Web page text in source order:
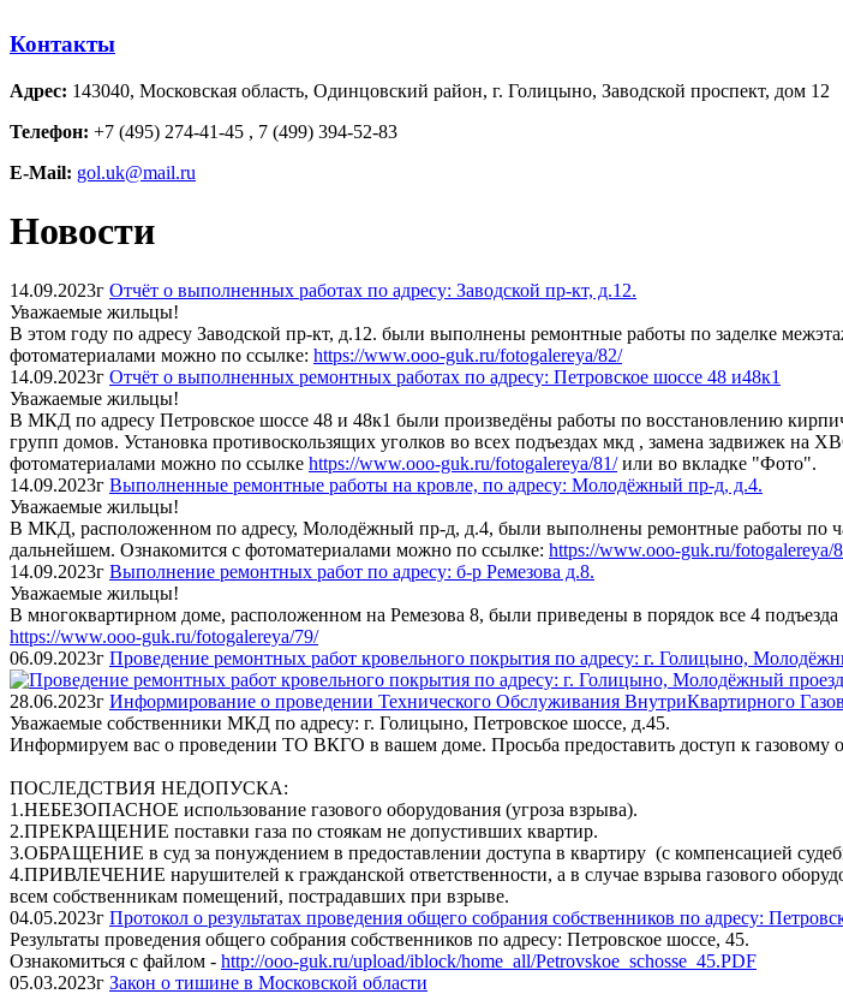
Контакты
Адрес: 143040, Московская область, Одинцовский район, г. Голицыно, Заводской проспект, дом 12
Телефон: +7 (495) 274-41-45 , 7 (499) 394-52-83
E-Mail: gol.uk@mail.ru
Новости
14.09.2023г Отчёт о выполненных работах по адресу: Заводской пр-кт, д.12.
Уважаемые жильцы!
В этом году по адресу Заводской пр-кт, д.12. были выполнены ремонтные работы по заделке
фотоматериалами можно по ссылке: https://www.ooo-guk.ru/fotogalereya/82/
14.09.2023г Отчёт о выполненных ремонтных работах по адресу: Петровское шоссе 48 и48к1
Уважаемые жильцы!
В МКД по адресу Петровское шоссе 48 и 48к1 были произведёны работы по восстановлению
групп домов. Установка противоскользящих уголков во всех подъездах мкд , замена задвижек
фотоматериалами можно по ссылке https://www.ooo-guk.ru/fotogalereya/81/или во вкладке "Фото".
14.09.2023г Выполненные ремонтные работы на кровле, по адресу: Молодёжный пр-д, д.4.
Уважаемые жильцы!
В МКД, расположенном по адресу, Молодёжный пр-д, д.4, были выполнены ремонтные работы по
дальнейшем. Ознакомится с фотоматериалами можно по ссылке: https://www.ooo-guk.ru/fotogalereya/
14.09.2023г Выполнение ремонтных работ по адресу: б-р Ремезова д.8.
Уважаемые жильцы!
В многоквартирном доме, расположенном на Ремезова 8, были приведены в порядок все 4
https://www.ooo-guk.ru/fotogalereya/79/
06.09.2023г Проведение ремонтных работ кровельного покрытия по адресу: г. Голицыно,
28.06.2023г Информирование о проведении Технического Обслуживания ВнутриКвартирного
Уважаемые собственники МКД по адресу: г. Голицыно, Петровское шоссе, д.45.
Информируем вас о проведении ТО ВКГО в вашем доме. Просьба предоставить доступ к газовому
ПОСЛЕДСТВИЯ НЕДОПУСКА:
1.НЕБЕЗОПАСНОЕ использование газового оборудования (угроза взрыва).
2.ПРЕКРАЩЕНИЕ поставки газа по стоякам не допустивших квартир.
3.ОБРАЩЕНИЕ в суд за понуждением в предоставлении доступа в квартиру (с компенсацией
4.ПРИВЛЕЧЕНИЕ нарушителей к гражданской ответственности, а в случае взрыва газового
всем собственникам помещений, пострадавших при взрыве.
04.05.2023г Протокол о результатах проведения общего собрания собственников по адресу:
Результаты проведения общего собрания собственников по адресу: Петровское шоссе, 45.
Ознакомиться с файлом - http://ooo-guk.ru/upload/iblock/home_all/Petrovskoe_schosse_45.PDF
05.03.2023г Закон о тишине в Московской области